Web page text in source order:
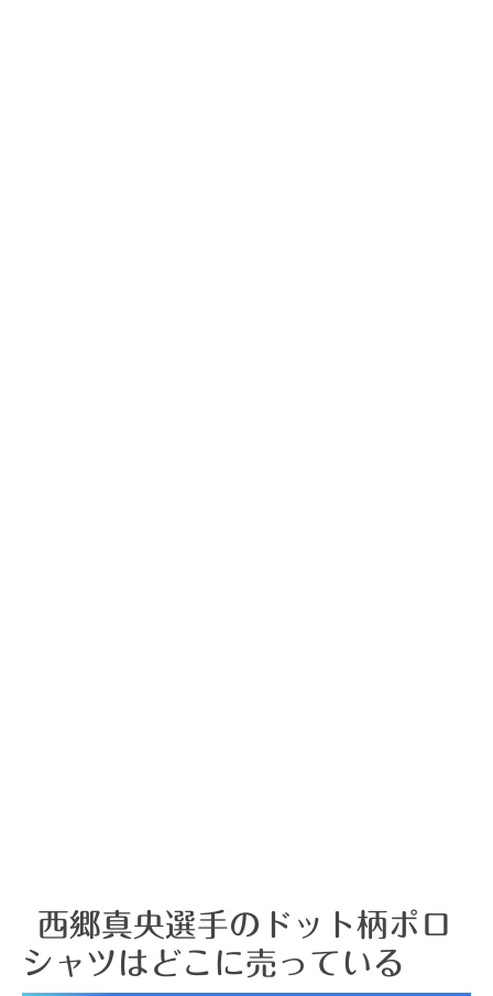
西郷真央選手のドット柄ポロ
シャツはどこに売っている